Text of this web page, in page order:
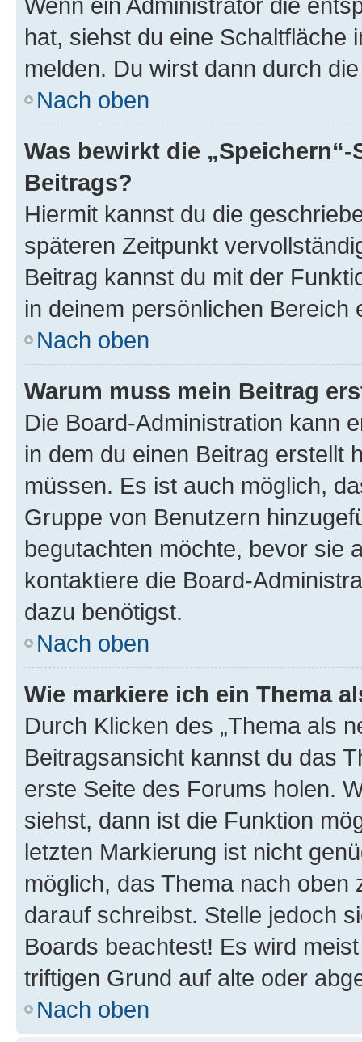
hat, siehst du eine Schaltfläche
melden. Du wirst dann durch
Nach oben
Was bewirkt die
Beitrags?
Hiermit kannst du die
späteren Zeitpunkt
Beitrag kannst du mit der
in deinem persönlichen Bereich
Nach oben
Warum muss mein Beitrag
Die Board-Administration kann
in dem du einen Beitrag erstellt
müssen. Es ist auch möglich,
Gruppe von Benutzern
begutachten möchte, bevor sie
kontaktiere die Board-
dazu benötigst.
Nach oben
Wie markiere ich ein Thema
Durch Klicken des „Thema als
Beitragsansicht kannst du das
erste Seite des Forums holen.
siehst, dann ist die Funktion
letzten Markierung ist nicht
möglich, das Thema nach oben
darauf schreibst. Stelle jedoch
Boards beachtest! Es wird
triftigen Grund auf alte oder
Nach oben